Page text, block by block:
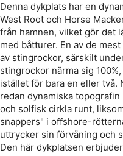
Denna dykplats har en
West Root och Horse
från hamnen, vilket gör det
med båtturer. En av de
av stingrockor, särskilt
stingrockor närma sig
istället för bara en eller två.
redan dynamiska
och solfisk cirkla runt,
snappers" i offshore-
uttrycker sin förvåning och
Den här dykplatsen